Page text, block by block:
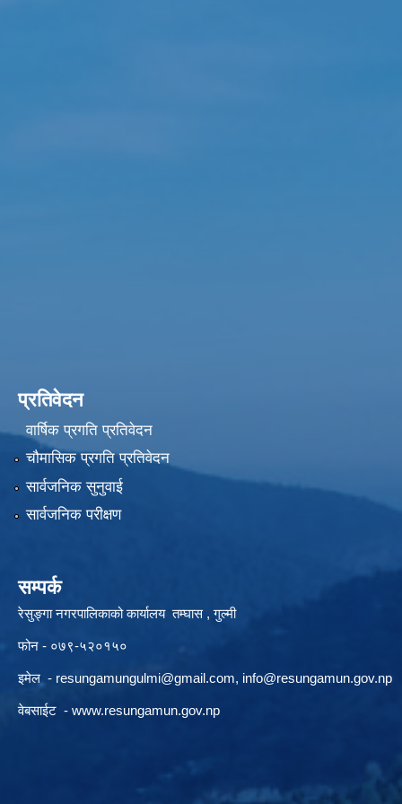
प्रतिवेदन
वार्षिक प्रगति प्रतिवेदन
चौमासिक प्रगति प्रतिवेदन
सार्वजनिक सुनुवाई
सार्वजनिक परीक्षण
सम्पर्क
रेसुङ्गा नगरपालिकाको कार्यालय तम्घास , गुल्मी
फोन - ०७९-५२०१५०
इमेल - resungamungulmi@gmail.com, info@resungamun.gov.np
वेबसाईट - www.resungamun.gov.np